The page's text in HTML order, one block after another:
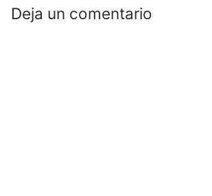
Deja un comentario